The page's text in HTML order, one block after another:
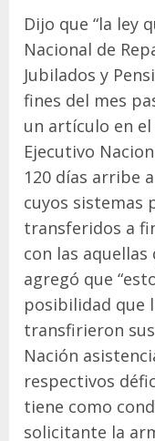
Dijo que “la ley
Nacional de
Jubilados y
fines del mes
un artículo en
Ejecutivo
120 días arribe
cuyos sistemas
transferidos a
con las aquellas
agregó que
posibilidad que
transfirieron
Nación
respectivos
tiene como
solicitante la